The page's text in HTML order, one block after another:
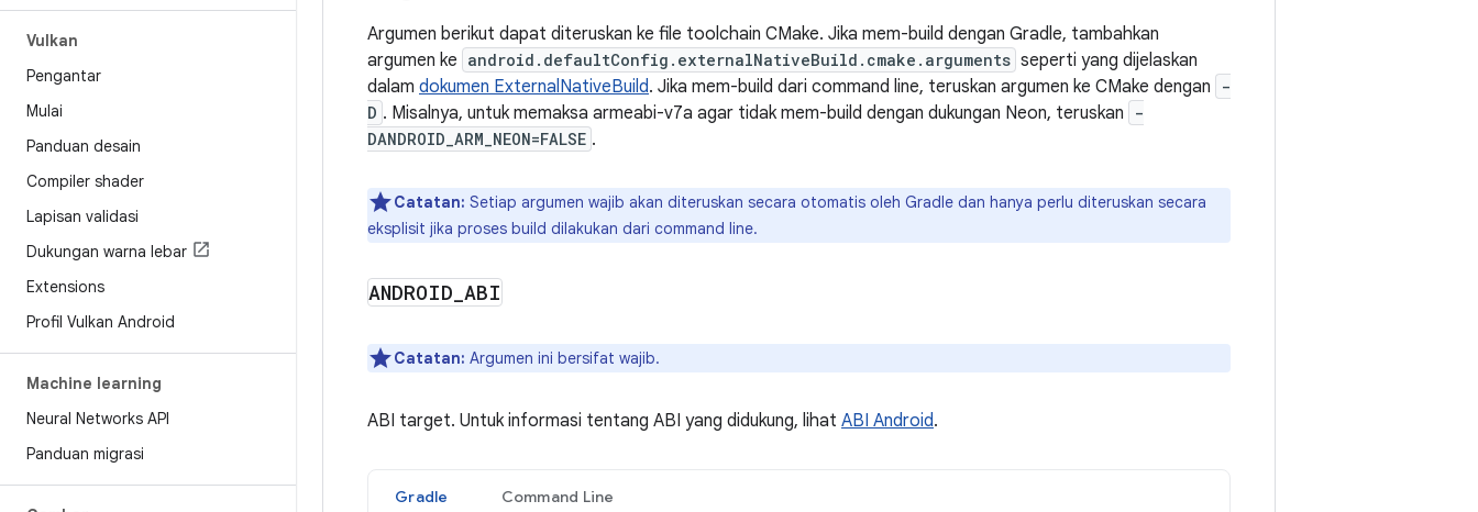
Vulkan
Pengantar
Mulai
Panduan desain
Compiler shader
Lapisan validasi
Dukungan warna lebar
Extensions
Profil Vulkan Android
Machine learning
Neural Networks API
Panduan migrasi
Argumen berikut dapat diteruskan ke file toolchain CMake. Jika mem-build dengan Gradle, tambahkan
argumen ke android.defaultConfig.externalNativeBuild.cmake.arguments seperti yang dijelaskan
dalam dokumen ExternalNativeBuild. Jika mem-build dari command line, teruskan argumen ke CMake dengan
-
D . Misalnya, untuk memaksa armeabi-v7a agar tidak mem-build dengan dukungan Neon, teruskan
-
DANDROID_ARM_NEON=FALSE .
Catatan: Setiap argumen wajib akan diteruskan secara otomatis oleh Gradle dan hanya perlu diteruskan secara
eksplisit jika proses build dilakukan dari command line.
ANDROID ABI
Catatan: Argumen ini bersifat wajib.
ABI target. Untuk informasi tentang ABI yang didukung, lihat ABI Android.
Gradle Command Line